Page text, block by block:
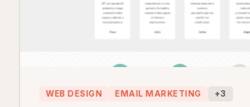
WEB DESIGN EMAIL MARKETING +3